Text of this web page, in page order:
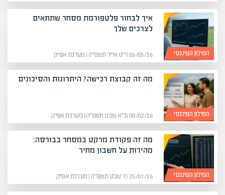
המילון הפיננסי
איך לבחור פלטפורמת מסחר שתתאים
לצרכים שלך
06/05/26 (י״ט אייר תשפ״ו) | מערכת אפיק
המילון הפיננסי
מה זה קבוצת רכישה? היתרונות והסיכונים
08/02/26 (כ״א שבט תשפ״ו) | מערכת אפיק
המילון הפיננסי
מה זה פקודת מרקט במסחר בבורסה:
מהירות על חשבון מחיר
25/01/26 (ז׳ שבט תשפ״ו) | מערכת אפיק